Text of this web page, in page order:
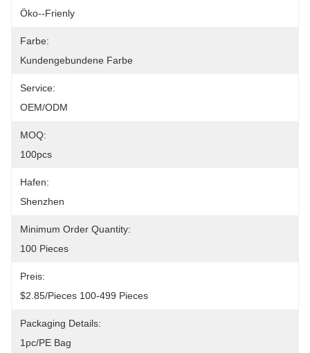
Öko--frienly
Farbe:
Kundengebundene Farbe
Service:
OEM/ODM
MOQ:
100pcs
Hafen:
Shenzhen
Minimum Order Quantity:
100 Pieces
Preis:
$2.85/pieces 100-499 Pieces
Packaging Details:
1pc/PE Bag